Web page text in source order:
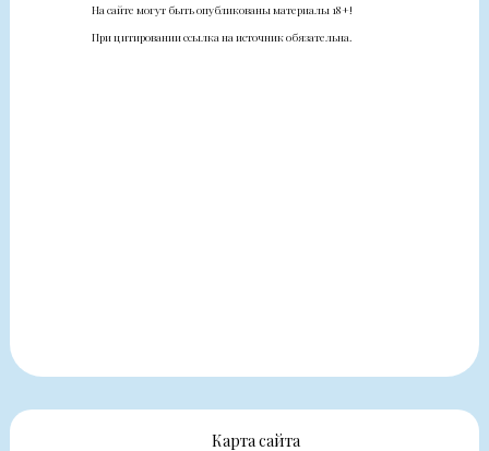
На сайте могут быть опубликованы материалы 18+!
При цитировании ссылка на источник обязательна.
Карта сайта